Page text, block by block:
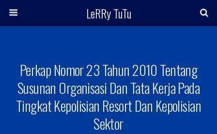
LeRRy TuTu
Perkap Nomor 23 Tahun 2010 Tentang
Susunan Organisasi Dan Tata Kerja Pada
Tingkat Kepolisian Resort Dan Kepolisian
Sektor